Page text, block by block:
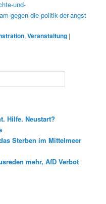
und-
gegen-die-politik-der-angst
,Veranstaltung |
Hilfe. Neustart?
Sterben im Mittelmeer
mehr, AfD Verbot